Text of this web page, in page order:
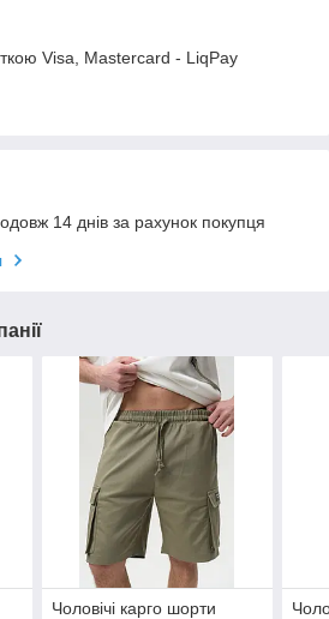
Visa, Mastercard - LiqPay
14 днів за рахунок покупця
Чоловічі карго шорти